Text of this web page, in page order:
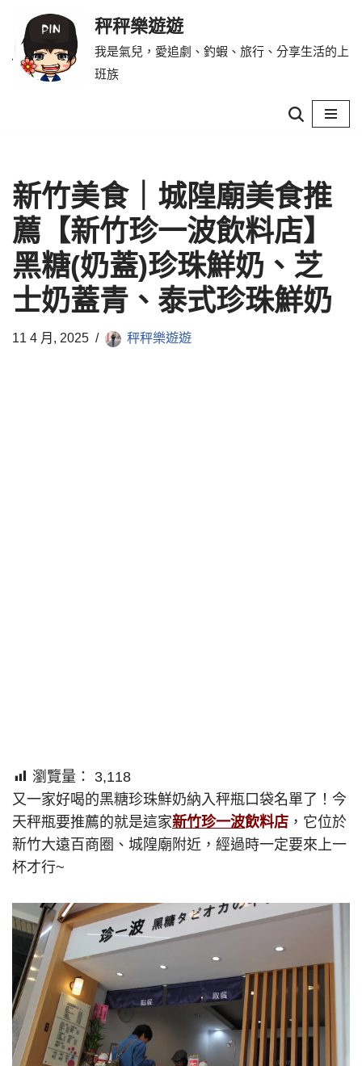
Skip
to
秤秤樂遊遊
我是氣兒，愛追劇、釣蝦、旅行、分享生活的上
班族
新竹美食｜城隍廟美食推
薦【新竹珍一波飲料店】
黑糖(奶蓋)珍珠鮮奶、芝
士奶蓋青、泰式珍珠鮮奶
11 4 月, 2025 秤秤樂遊遊
瀏覽量：
3,118
又一家好喝的黑糖珍珠鮮奶納入秤瓶口袋名單了！今
天秤瓶要推薦的就是這家新竹珍一波飲料店 ，它位於
新竹大遠百商圈、城隍廟附近，經過時一定要來上一
杯才行~